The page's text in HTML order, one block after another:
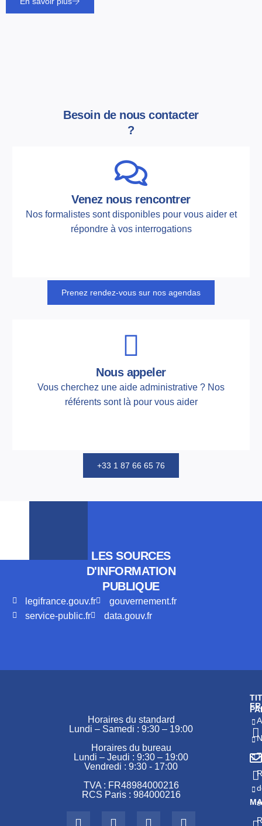
Besoin de nous contacter
?
Venez nous rencontrer
Nos formalistes sont disponibles pour vous aider et
répondre à vos interrogations
Prenez rendez-vous sur nos agendas
Nous appeler
Vous cherchez une aide administrative ? Nos
référents sont là pour vous aider
+33 1 87 66 65 76
LES SOURCES
D'INFORMATION
PUBLIQUE
legifrance.gouv.fr
gouvernement.fr
service-public.fr
data.gouv.fr
Horaires du standard
Lundi – Samedi : 9:30 – 19:00
Horaires du bureau
Lundi – Jeudi : 9:30 – 19:00
Vendredi : 9:30 - 17:00
TVA : FR48984000216
RCS Paris : 984000216